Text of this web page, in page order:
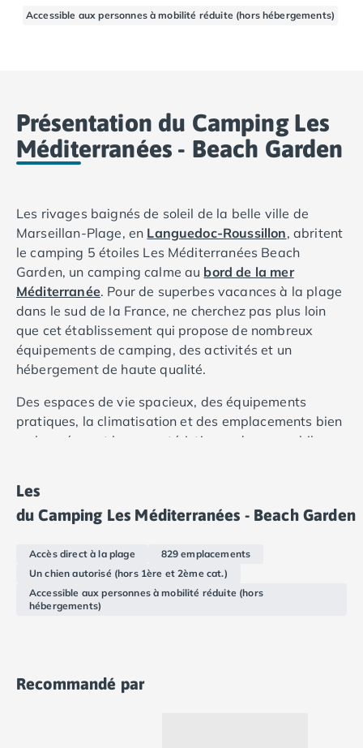
Camping Basse-Normandie
Camping Houlgate
Camping Ouistreham
Camping Manche
Camping Côtes d'Armor
Camping Erquy
Camping Saint-Cast-le-Guildo
Camping Finistère
Camping Benodet
Camping Brest
Camping Carantec
Camping Concarneau
Camping Douarnenez
Camping Plouescat
Camping Quimper
Camping Cancale
Camping Dinard
Camping Saint-Malo
Camping Auray
Camping Carnac
Camping La Trinité sur Mer
Camping Sarzeau
Accessible aux personnes à mobilité réduite (hors hébergements)
Présentation du Camping Les
Méditerranées - Beach Garden
Les rivages baignés de soleil de la belle ville de
Marseillan-Plage, en Languedoc-Roussillon, abritent
le camping 5 étoiles Les Méditerranées Beach
Garden, un camping calme au bord de la mer
Méditerranée. Pour de superbes vacances à la plage
dans le sud de la France, ne cherchez pas plus loin
que cet établissement qui propose de nombreux
équipements de camping, des activités et un
hébergement de haute qualité.
Des espaces de vie spacieux, des équipements
pratiques, la climatisation et des emplacements bien
ombragés sont les caractéristiques de nos mobil-
Les
du Camping Les Méditerranées - Beach Garden
Accès direct à la plage
829 emplacements
Un chien autorisé (hors 1ère et 2ème cat.)
Accessible aux personnes à mobilité réduite (hors
hébergements)
Recommandé par